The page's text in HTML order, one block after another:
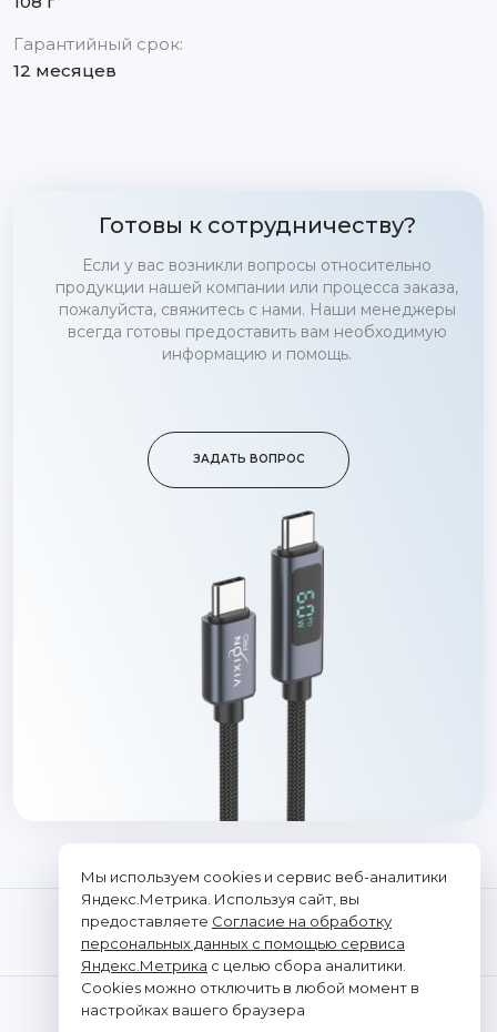
Гарантийный срок:
12 месяцев
Готовы к сотрудничеству?
Если у вас возникли вопросы относительно
продукции нашей компании или процесса заказа,
пожалуйста, свяжитесь с нами. Наши менеджеры
всегда готовы предоставить вам необходимую
информацию и помощь.
ЗАДАТЬ ВОПРОС
© "Vixion", 2026. Все права защищены
Мы используем cookies и сервис веб-аналитики
Яндекс.Метрика. Используя сайт, вы
предоставляете Согласие на обработку
персональных данных с помощью сервиса
Яндекс.Метрика с целью сбора аналитики.
Cookies можно отключить в любой момент в
настройках вашего браузера